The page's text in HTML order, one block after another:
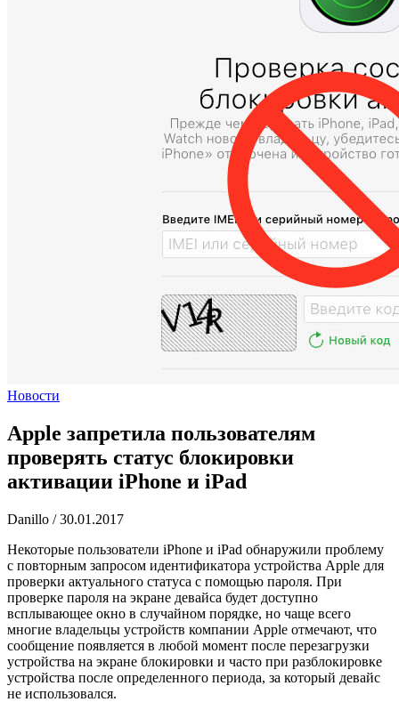
Новости
Apple запретила пользователям
проверять статус блокировки
активации iPhone и iPad
Danillo / 30.01.2017
Некоторые пользователи iPhone и iPad обнаружили проблему
с повторным запросом идентификатора устройства Apple для
проверки актуального статуса с помощью пароля. При
проверке пароля на экране девайса будет доступно
всплывающее окно в случайном порядке, но чаще всего
многие владельцы устройств компании Apple отмечают, что
сообщение появляется в любой момент после перезагрузки
устройства на экране блокировки и часто при разблокировке
устройства после определенного периода, за который девайс
не использовался.